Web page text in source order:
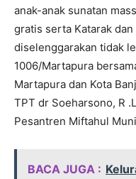
anak-anak sunatan
gratis serta Katarak
diselenggarakan tidak
1006/Martapura
Martapura dan Kota
TPT dr Soeharsono, R
Pesantren Miftahul
BACA JUGA :